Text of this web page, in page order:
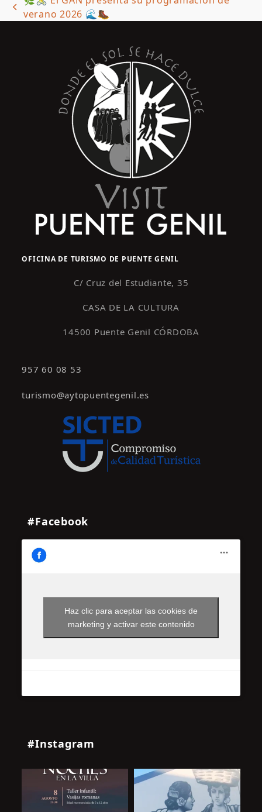
previous
verano 2026 🌊🥾
OFICINA DE TURISMO DE PUENTE GENIL
C/ Cruz del Estudiante, 35
CASA DE LA CULTURA
14500 Puente Genil CÓRDOBA
957 60 08 53
turismo@aytopuentegenil.es
#Facebook
Haz clic para aceptar las cookies de
marketing y activar este contenido
#Instagram